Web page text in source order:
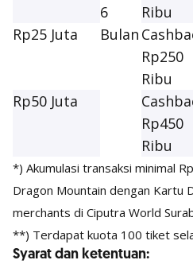
6
Bulan
Ribu
Rp25 Juta
Rp250
Ribu
Rp50 Juta
Rp450
Ribu
*) Akumulasi transaksi minimal
Dragon Mountain dengan Kartu
merchants di Ciputra World
**) Terdapat kuota 100 tiket
Syarat dan ketentuan: